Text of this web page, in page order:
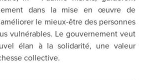
dans la mise en œuvre de
le mieux-être des personnes
vulnérables. Le gouvernement veut
élan à la solidarité, une valeur
collective.